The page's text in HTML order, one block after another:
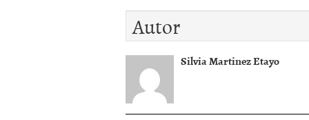
Autor
Silvia Martinez Etayo